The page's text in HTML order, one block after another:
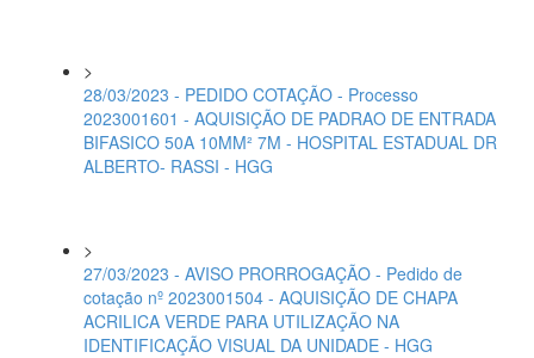
>
28/03/2023 - PEDIDO COTAÇÃO - Processo
2023001601 - AQUISIÇÃO DE PADRAO DE ENTRADA
BIFASICO 50A 10MM² 7M - HOSPITAL ESTADUAL DR
ALBERTO- RASSI - HGG
>
27/03/2023 - AVISO PRORROGAÇÃO - Pedido de
cotação nº 2023001504 - AQUISIÇÃO DE CHAPA
ACRILICA VERDE PARA UTILIZAÇÃO NA
IDENTIFICAÇÃO VISUAL DA UNIDADE - HGG